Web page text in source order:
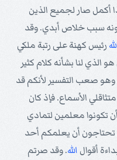
أكمل صار لجميع الذين
سبب خلاص أبدي. وقد
رئيس كهنة على رتبة ملكي
الذي لنا بشأنه كلام كثير
وهو صعب التفسير لأنكم قد
الأسماع. فإذ كان
تكونوا معلمين لتمادي
تحتاجون أن يعلمكم أحد
أقوال الله. وقد صرتم